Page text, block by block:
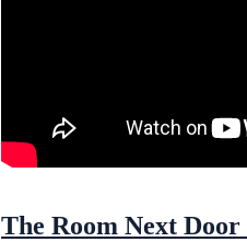
The Room Next Door